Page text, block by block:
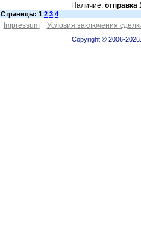
Наличие: отправка
Страницы: 1 2 3 4
Impressum Условия заключения
Copyright © 2006-